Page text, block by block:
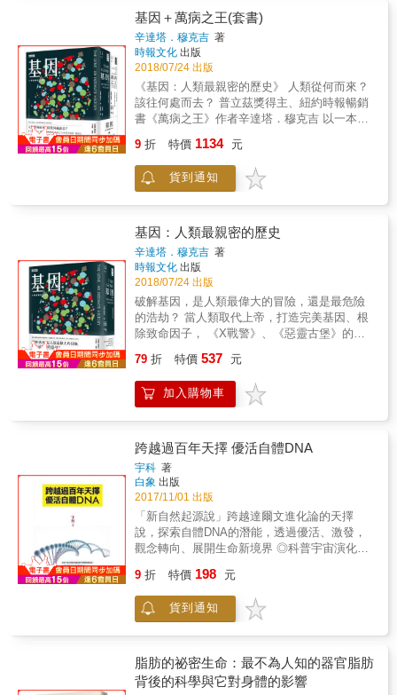
展，也不得不產生對科學倫理的反思。 本書於
2006年出版之後，幹細胞科學在這十幾年間不
斷有一些突破性的技術問世和研究發表、有一
些爭議獲得新的共識、也有一些可能的用途引
人注目，而科學界也逐漸調整了見解，作者在
最新增訂版中寫下這些改變與進展，希望能滿
足讀者對幹細胞常識與新知熱切的渴望。 本書
探討各種與幹細胞、幹細胞醫療有關且我們該
懂的問題，從幾個等待幹細胞醫學解救的神經
系統問題，看神經幹細胞如何打破「成人神經
系統壞了就無法再生」的傳統說法；介紹骨髓
裡可以造血、可以製造其他組織的各種細胞種
取得，來源不虞匱乏的臍帶血移植可否取代骨
髓移植？書中也詳細討論是否需要花錢保存孩
子的臍帶血，以及可能的利弊；告訴你當今製
作幹細胞株的方法，並且探討幹細胞研究衍生
的倫理與法律問題；最後介紹了幹細胞醫療在
哪些方面可能取代器官移植？以及近年成功的
實例和最新的幹細胞應用說明。
魔鬼出沒的世界？ 1791年，美國麻塞諸塞州的
一位牧民偶然在自家的羊圈裡發現了一隻腿
短、跳躍能力極差的小羊。這隻小羊立刻被用
來繁育更多的後代，因為它的後代根本無法翻
過低矮的羊圈，這使得羊群管理變得方便許
多。由此開始，人類開始了對「優生種」的動
物經濟式改造，而在科學實驗室的另一群人，
則開啟了懷疑、試錯到驗證的程式，一路向
DNA的解謎邁進── 本書從孟德爾神父的「豌豆
脈絡娓娓道來。細緻講解生物學熱門進展，同
時也步步進逼人類改造生命工程的倫理vs.技術
大問題。 從達爾文「進化論」到基因研究最前
沿，本書精彩訴說了一場「改寫生命原造格
式」的科學vs.倫理冒險。 面對「基因編輯」技
術的強大力量，人們的深切擔憂不是沒有道理
的：匆忙使用這項技術，會不會製造出大量的
怪胎和殘疾嬰兒？這項技術的應用會不會破壞
人類基因的多樣性，讓人類徹底失去應對未來
環境變化的生物學基礎？這項技術會不會侵犯
尚未出生的嬰兒的選擇權？基因編輯一旦商品
化，窮人和富人的鴻溝會不會從此被固化在遺
傳物質中，再也無法彌合？ 這些問題理所當然
需要得到我們的關注和思考。畢竟，我們已經
站在區隔歷史和科幻的門檻上。人們也不禁思
何走到今日的地步，基因科學家們又在想像著
哪種前景，本書值得每位關心人類過去、現在
和未來的讀者們，共同了解這段科學歷史。
基因＋萬病之王(套書)
辛達塔．穆克吉 著
時報文化 出版
2018/07/24 出版
《基因：人類最親密的歷史》 人類從何而來？
該往何處而去？ 普立茲獎得主、紐約時報暢銷
書《萬病之王》作者辛達塔．穆克吉 以一本書
英國衛報新人獎得主、暢銷書《萬病之王》作
者最新力作 一八五六年，在滿是荊棘、搖搖欲
墜的聖奧斯定修道院裡，開啟了一切探索人類
留變異而爭論時，年輕的見習神父孟德爾擊破
停滯了兩千年的遺傳理論，發現親子間的相同
與相異都自有一套規則可循，繼而激勵後人積
極尋找遺傳的關鍵鑰匙。 受到孟德爾的研究啟
發，科學家發現這個讓代代之間彼此「相像」
的祕密，實際存在於每個細胞的染色體上。這
項遺傳研究成果與達爾文的演化論結合，被運
用於優生學上，二戰時造成無數猶太人與雙胞
胎遭受人體實驗、監禁及謀殺。一九五三年，
結構，發現我們的技術足以提取各類癌症、罕
見疾病等致病基因，甚至能在胚胎期「定製」
完美生命，這些重大發現彷彿昭示著變種人、
事，人類對完美的追求、對道德倫理的堅持，
究竟孰輕孰重？異於常人的生命，該被滅絕
嗎？ 作者穆克吉醫師以一場感傷的家族探病之
旅為始，細細描述破譯遺傳基因之謎的百年過
程，數以千計的科學家如何透過不斷實驗及互
相合作、彼此競爭，解開一道道謎題，又衍生
一項項謎語。或許，人類從未如今日這般接近
義，眼前正在來臨的是我們將打造的後人類時
代。
9 折 特價 1134 元
貨到通知
基因：人類最親密的歷史
辛達塔．穆克吉 著
時報文化 出版
2018/07/24 出版
破解基因，是人類最偉大的冒險，還是最危險
的浩劫？ 當人類取代上帝，打造完美基因、根
除致命因子， 《X戰警》、《惡靈古堡》的時
「金鋼狼」休‧傑克曼盛讚：「本書超吸引
人！」 人類從何而來？該往何處而去？ 普立茲
獎得主、紐約時報暢銷書《萬病之王》作者辛
約時報》（New York Times）暢銷書榜首
★《紐約時報》（New York Times）年度十大
好書 ★《華盛頓郵報》（Washington Post）
年度必讀書籍 ★《西雅圖時報》（Seattle
Times）年度最佳書籍 ★ Amazon年度TOP 20
★ Amazon超過八百位讀者滿分五顆星推薦 普
立茲獎得主、英國衛報新人獎得主、暢銷書
《萬病之王》作者最新力作 一八五六年，在滿
是荊棘、搖搖欲墜的聖奧斯定修道院裡，開啟
當達爾文、拉馬克等生物學家還在為突變是天
擇論還是父母遺留變異而爭論時，年輕的見習
神父孟德爾擊破停滯了兩千年的遺傳理論，發
繼而激勵後人積極尋找遺傳的關鍵鑰匙。 受到
孟德爾的研究啟發，科學家發現這個讓代代之
79 折 特價 537 元
加入購物車
跨越過百年天擇 優活自體DNA
宇科 著
白象 出版
2017/11/01 出版
「新自然起源說」跨越達爾文進化論的天擇
說，探索自體DNA的潛能，透過優活、激發，
觀念轉向、展開生命新境界 ◎科普宇宙演化與
源說。 ◎論證新自然起源說跨越達爾文進化論
的天擇說、宇宙一體論扭轉偏頗的唯心論及唯
物論。 ◎舉出生物界共同演繹的實例，以及現
開生命新境界。 生命不是天擇說的蠢如積木隨
機堆疊而成，也非神創論的神如泥偶吹氣成
人，微觀底層有其自然引導力，經DNA呈現表
9 折 特價 198 元
貨到通知
脂肪的祕密生命：最不為人知的器官脂肪
背後的科學與它對身體的影響